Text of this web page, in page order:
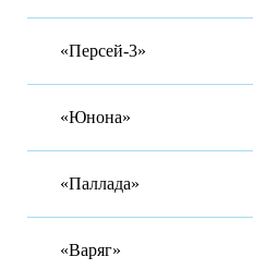
«Персей-3»
«Юнона»
«Паллада»
«Варяг»